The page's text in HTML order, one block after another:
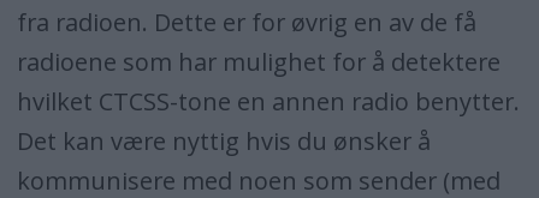
fra radioen. Dette er for øvrig en av de få
radioene som har mulighet for å detektere
hvilket CTCSS-tone en annen radio benytter.
Det kan være nyttig hvis du ønsker å
kommunisere med noen som sender (med